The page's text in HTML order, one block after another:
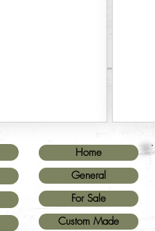
Home
General
For Sale
Custom Made